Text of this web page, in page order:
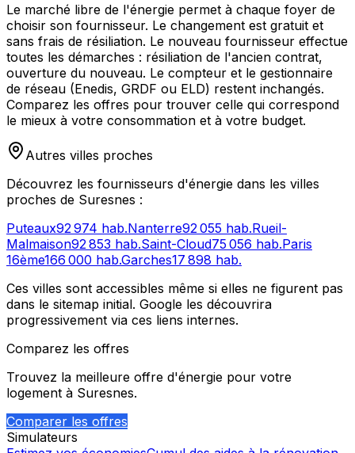
Le marché libre de l'énergie permet à chaque foyer de
choisir son fournisseur. Le changement est gratuit et
sans frais de résiliation. Le nouveau fournisseur effectue
toutes les démarches : résiliation de l'ancien contrat,
ouverture du nouveau. Le compteur et le gestionnaire
de réseau (Enedis, GRDF ou ELD) restent inchangés.
Comparez les offres pour trouver celle qui correspond
le mieux à votre consommation et à votre budget.
Autres villes proches
Découvrez les fournisseurs d'énergie dans les villes
proches de Suresnes :
Puteaux92 974 hab.Nanterre92 055 hab.Rueil-
Malmaison92 853 hab.Saint-Cloud75 056 hab.Paris
16ème166 000 hab.Garches17 898 hab.
Ces villes sont accessibles même si elles ne figurent pas
dans le sitemap initial. Google les découvrira
progressivement via ces liens internes.
Comparez les offres
Trouvez la meilleure offre d'énergie pour votre
logement à Suresnes.
Comparer les offres
Simulateurs